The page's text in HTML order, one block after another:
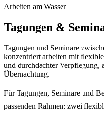
Arbeiten am Wasser
Tagungen &
Tagungen und Seminare
konzentriert arbeiten mit
und durchdachter Verpflegung,
Übernachtung.
Für Tagungen, Seminare und
passenden Rahmen: zwei